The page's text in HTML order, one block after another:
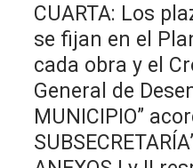
CUARTA: Los
se fijan en el
cada obra y el
General de
MUNICIPIO”